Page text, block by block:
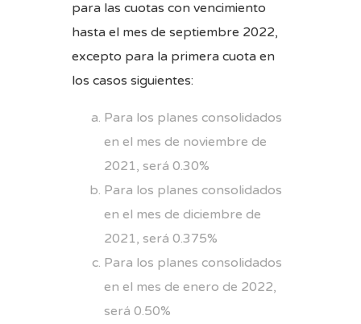
para las cuotas con vencimiento
hasta el mes de septiembre 2022,
excepto para la primera cuota en
los casos siguientes:
Para los planes consolidados
en el mes de noviembre de
2021, será 0.30%
Para los planes consolidados
en el mes de diciembre de
2021, será 0.375%
Para los planes consolidados
en el mes de enero de 2022,
será 0.50%